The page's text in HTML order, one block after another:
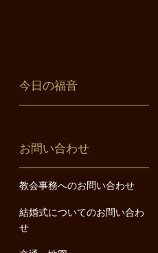
今日の福音
お問い合わせ
教会事務へのお問い合わせ
結婚式についてのお問い合わ
せ